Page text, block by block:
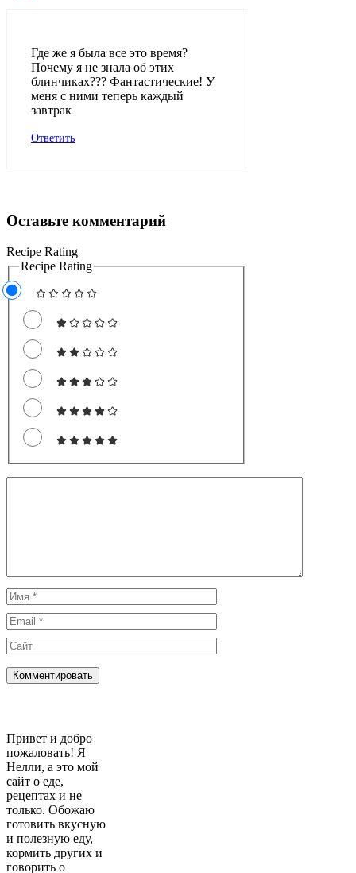
Где же я была все это время?
Почему я не знала об этих
блинчиках??? Фантастические! У
меня с ними теперь каждый
завтрак
Ответить
Оставьте комментарий
Recipe Rating
Recipe Rating
Имя
Email
Сайт
Привет и добро
пожаловать! Я
Нелли, а это мой
сайт о еде,
рецептах и не
только. Обожаю
готовить вкусную
и полезную еду,
кормить других и
говорить о